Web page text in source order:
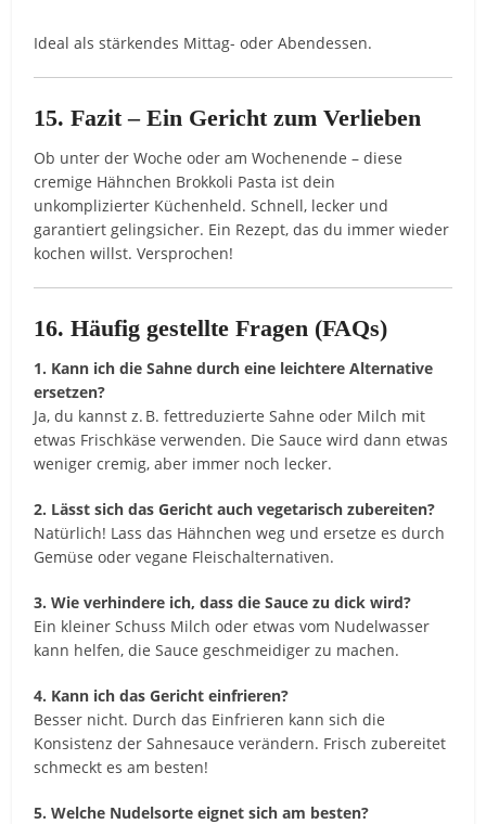
Ideal als stärkendes Mittag- oder Abendessen.
15. Fazit – Ein Gericht zum Verlieben
Ob unter der Woche oder am Wochenende – diese
cremige Hähnchen Brokkoli Pasta ist dein
unkomplizierter Küchenheld. Schnell, lecker und
garantiert gelingsicher. Ein Rezept, das du immer wieder
kochen willst. Versprochen!
16. Häufig gestellte Fragen (FAQs)
1. Kann ich die Sahne durch eine leichtere Alternative
ersetzen?
Ja, du kannst z. B. fettreduzierte Sahne oder Milch mit
etwas Frischkäse verwenden. Die Sauce wird dann etwas
weniger cremig, aber immer noch lecker.
2. Lässt sich das Gericht auch vegetarisch zubereiten?
Natürlich! Lass das Hähnchen weg und ersetze es durch
Gemüse oder vegane Fleischalternativen.
3. Wie verhindere ich, dass die Sauce zu dick wird?
Ein kleiner Schuss Milch oder etwas vom Nudelwasser
kann helfen, die Sauce geschmeidiger zu machen.
4. Kann ich das Gericht einfrieren?
Besser nicht. Durch das Einfrieren kann sich die
Konsistenz der Sahnesauce verändern. Frisch zubereitet
schmeckt es am besten!
5. Welche Nudelsorte eignet sich am besten?